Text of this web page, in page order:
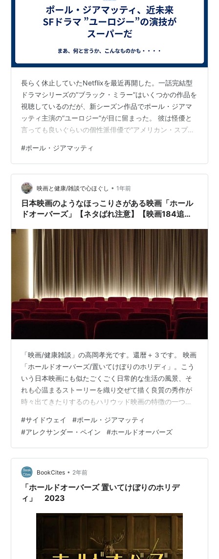
ザ・ジャーナリスト （1998）＜TVM＞ 出演
（1998）＜未＞ 出演
（1998）＜TVM＞ 出演
プライベート・パーツ（1997） 出演
ベスト・フレンズ・ウェディング（1997） 出演
サブリナ（1995） 出演
判決前夜／ビフォア・アンド・アフター（1996） 出
シングルス （1992） 出演
アカデミー賞
候補
シンデレラマン（2005）助演男優賞
アメリカン・スプレンダー [DVD]
出版社/メーカー:
アミューズソフトエ
ンタテインメント
発売日:2005/01/28
メディア:DVD
購入: 2人クリック
: 32回
この商品を含むブログ (96件) を見る
サイドウェイ〈特別編〉 [DVD]
出版社/メーカー:
20世紀 フォックス
ホーム エンターテイメント
発売日:2006/01/13
メディア: DVD
この商品を含むブログ (68件) を見る
シンデレラマン [DVD]
出版社/メーカー:
ーム・エンターテイメント
発売日:2006/10/20
購入: 2人クリック: 10回
この商品を含むブログ (26件) を見る
長らく休止していたNetflixを最近再開した。一話完結型
ドラマシリーズの”ブラック・ミラー”はいくつかの作品を
視聴しているのだが、新シーズン作品でポール・ジアマ
ッティ主演の”ユーロジー”が目に留まった。 彼は怪優と
言っても良いぐらいの個性派俳優で”アメリカン・スプレ
のホリディ”での嫌われ教師役が印象に残る。気になる役
者の一人だ。 時代設定は近未来、脳内に入り込んで記憶
からバーチャル世界を作り出せる装置が開発され、突然
主人公の自宅に送られてきた。 葬儀を執り行う会社が故
人を弔うために、近しい人の記憶を集めているとのこと
だ。装置をこめかみに貼…
#ポール・ジアマッティ
映画と健康/雑談で心ほぐし • 1年前
日本映画のようなほっこりさがある映画「ホール
ドオーバーズ」【ネタばれ注意】【映画184追記
「映画/健康雑談」の高岡孝光です。還暦＋３です。 映画
「ホールドオーバーズ/置いてけぼりのホリディ」。こう
いう日本映画にも似たごくごく日常的な生活の風景、そ
れも心温まるストーリーを織り交ぜて描く良質の秀作が
時々出てきたりするのもハリウッド映画の特徴の一つだ
#サイドウェイ #ポール・ジアマッティ
#アレクサンダー・ペイン #ホールドオーバーズ
BookCites • 2年前
「ホールドオーバーズ 置いてけぼりのホリデ
ィ」 2023